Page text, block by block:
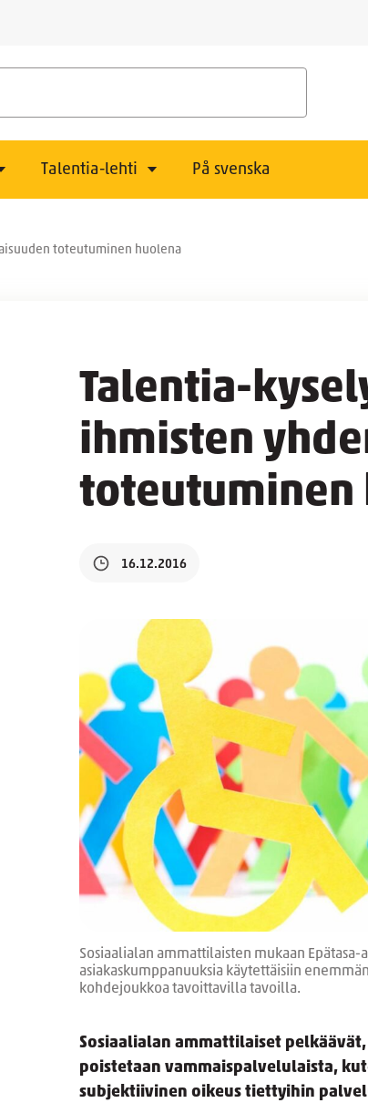
Talentia-lehti På svenska
toteutuminen huolena
Talentia-
ihmisten
toteutuminen
16.12.2016
Sosiaalialan ammattilaisten mukaan Epätasa-
asiakaskumppanuuksia käytettäisiin
kohdejoukkoa tavoittavilla tavoilla.
Sosiaalialan ammattilaiset
poistetaan vammaispalvelulaista,
subjektiivinen oikeus tiettyihin